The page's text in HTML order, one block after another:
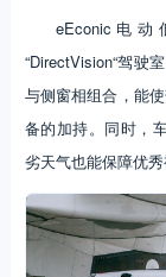
eEconic电
“DirectVision“驾驶
与侧窗相组合，能
备的加持。同时，
劣天气也能保障优秀